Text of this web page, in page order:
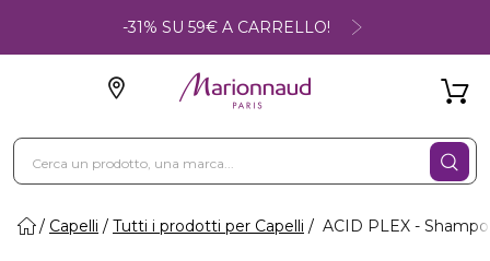
-31% SU 59€ A CARRELLO!
Capelli Tutti i prodotti per Capelli ACID PLEX -